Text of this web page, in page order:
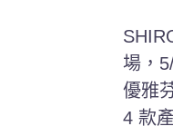
場，
優雅
4 款